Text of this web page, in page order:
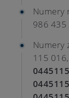
Numery
986 435
Numery
115 016,